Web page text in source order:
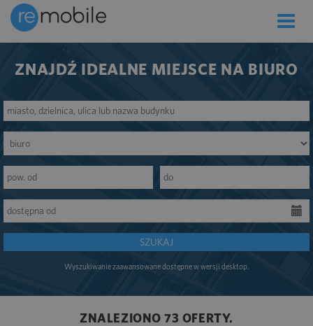
Toggle
ZNAJDŹ IDEALNE MIEJSCE NA BIURO
SZUKAJ
Wyszukiwanie zaawansowane dostępne w wersji desktop.
ZNALEZIONO 73 OFERTY.